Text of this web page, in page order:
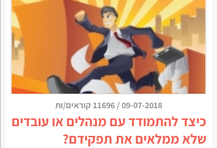
09-07-2018
/11696 קוראים/ות
כיצד להתמודד עם מנהלים או עובדים
שלא ממלאים את תפקידם?